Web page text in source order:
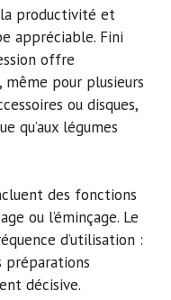
productivité et
appréciable. Fini
offre
pour plusieurs
ou disques,
qu’aux légumes
des fonctions
ou l’éminçage. Le
d’utilisation :
préparations
décisive.